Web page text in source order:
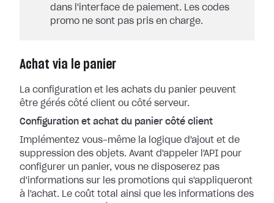
dans l'interface de paiement. Les codes
promo ne sont pas pris en charge.
Achat via le panier
La configuration et les achats du panier peuvent
être gérés côté client ou côté serveur.
Configuration et achat du panier côté client
Implémentez vous-même la logique d'ajout et de
suppression des objets. Avant d'appeler l'API pour
configurer un panier, vous ne disposerez pas
d'informations sur les promotions qui s'appliqueront
à l'achat. Le coût total ainsi que les informations des